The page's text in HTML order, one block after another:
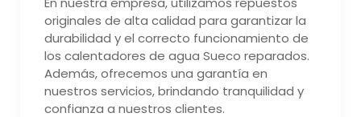
originales de alta calidad para garantizar la
durabilidad y el correcto funcionamiento de
los calentadores de agua Sueco reparados.
Además, ofrecemos una garantía en
nuestros servicios, brindando tranquilidad y
confianza a nuestros clientes.